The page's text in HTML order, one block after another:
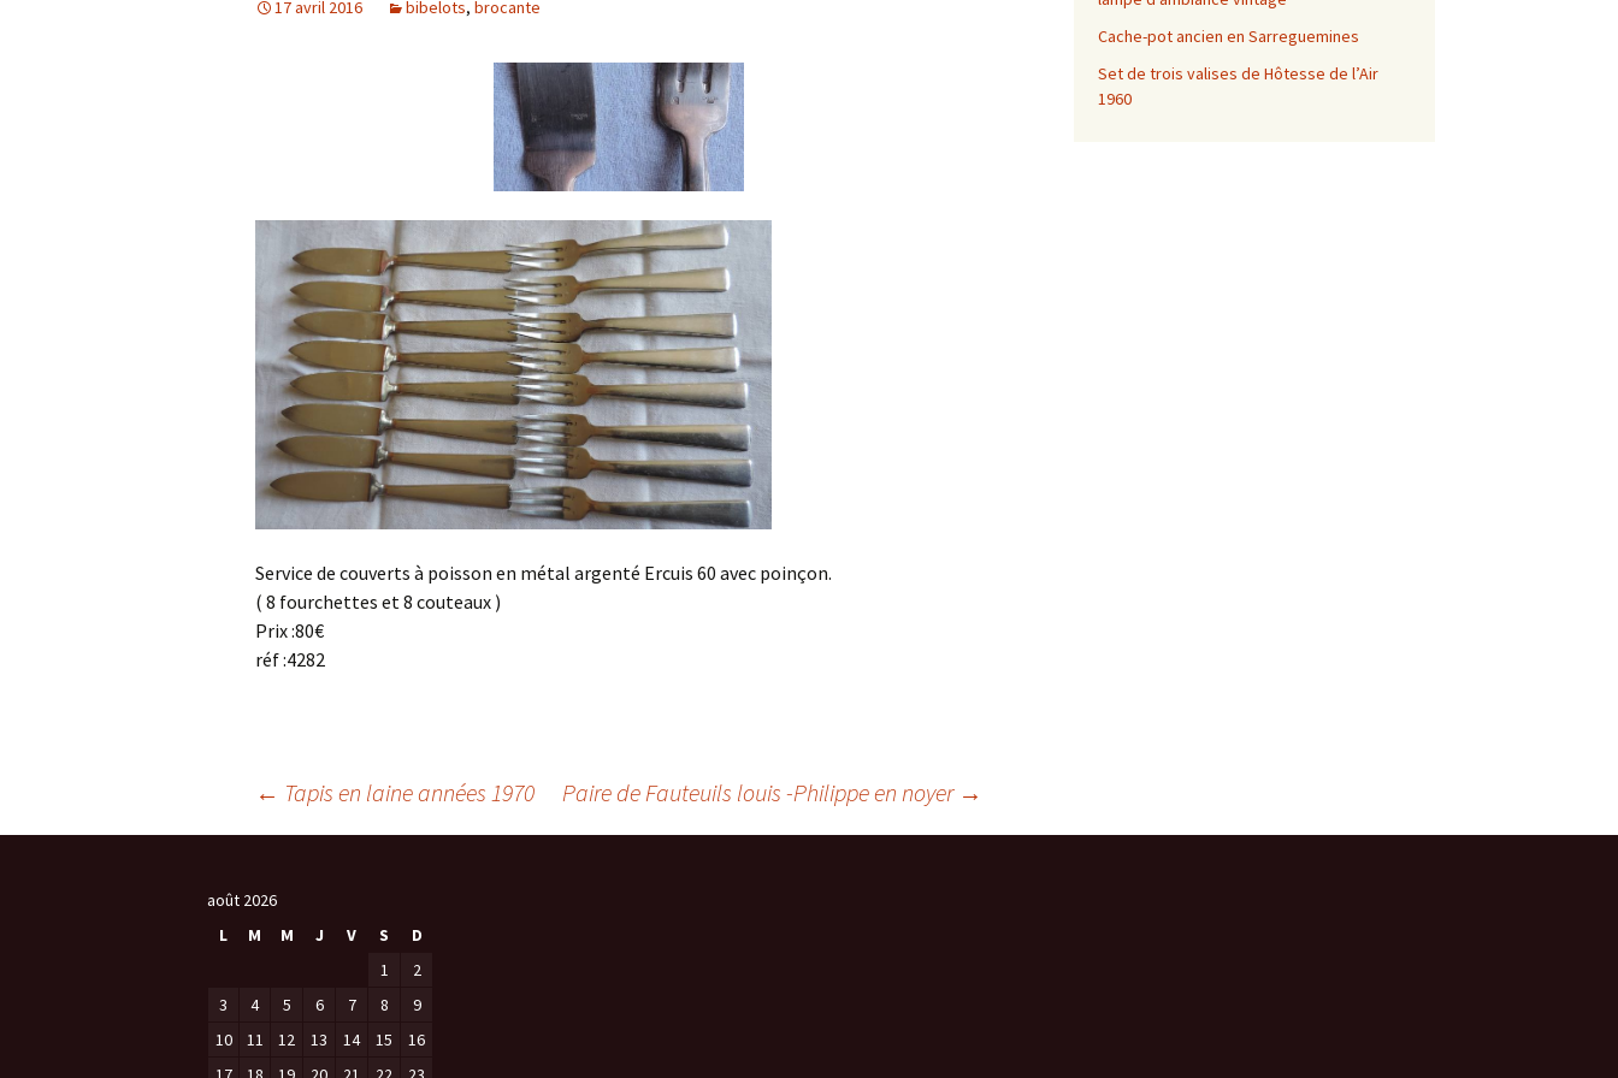
Pastel
17 avril 2016 bibelots, brocante
Service de couverts à poisson en métal argenté Ercuis 60 avec poinçon.
( 8 fourchettes et 8 couteaux )
Prix :80€
réf :4282
Navigation
← Tapis en laine années 1970 Paire de Fauteuils louis -Philippe en noyer →
Cache-pot ancien en Sarreguemines
Set de trois valises de Hôtesse de l’Air
1960
août 2026
L
M M J V S
D
1
2
3
4 5 6 7 8
9
10
11 12 13 14 15
16